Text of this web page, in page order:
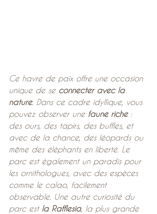
Ce havre de paix offre une occasion
unique de se connecter avec la
nature. Dans ce cadre idyllique, vous
pouvez observer une faune riche :
des ours, des tapirs, des buffles, et
avec de la chance, des léopards ou
même des éléphants en liberté. Le
parc est également un paradis pour
les ornithologues, avec des espèces
comme le calao, facilement
observable. Une autre curiosité du
parc est la Rafflesia, la plus grande